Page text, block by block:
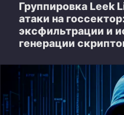
Группировка Leek
атаки на
эксфильтрации и
генерации